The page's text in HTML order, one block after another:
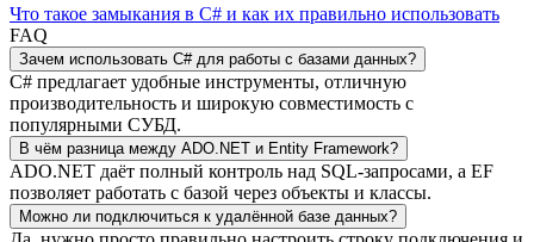
Что такое замыкания в C# и как их правильно использовать
FAQ
Зачем использовать C# для работы с базами данных?
C# предлагает удобные инструменты, отличную
производительность и широкую совместимость с
популярными СУБД.
В чём разница между ADO.NET и Entity Framework?
ADO.NET даёт полный контроль над SQL-запросами, а EF
позволяет работать с базой через объекты и классы.
Можно ли подключиться к удалённой базе данных?